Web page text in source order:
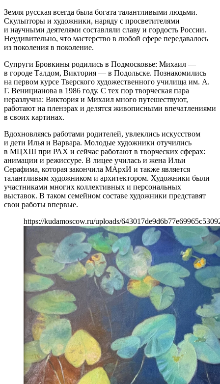
Земля русская всегда была богата талантливыми людьми.
Скульпторы и художники, наряду с просветителями
и научными деятелями составляли славу и гордость России.
Неудивительно, что мастерство в любой сфере передавалось
из поколения в поколение.
Супруги Бровкины родились в Подмосковье: Михаил —
в городе Талдом, Виктория — в Подольске. Познакомились
на первом курсе Тверского художественного училища им. А.
Г. Веницианова в 1986 году. С тех пор творческая пара
неразлучна: Виктория и Михаил много путешествуют,
работают на пленэрах и делятся живописными впечатлениями
в своих картинах.
Вдохновляясь работами родителей, увлеклись искусством
и дети Илья и Варвара. Молодые художники отучились
в МЦХШ при РАХ и сейчас работают в творческих сферах:
анимации и режиссуре. В лицее училась и жена Ильи
Серафима, которая закончила МАрхИ и также является
талантливым художником и архитектором. Художники были
участниками многих коллективных и персональных
выставок. В таком семейном составе художники представят
свои работы впервые.
https://kudamoscow.ru/uploads/